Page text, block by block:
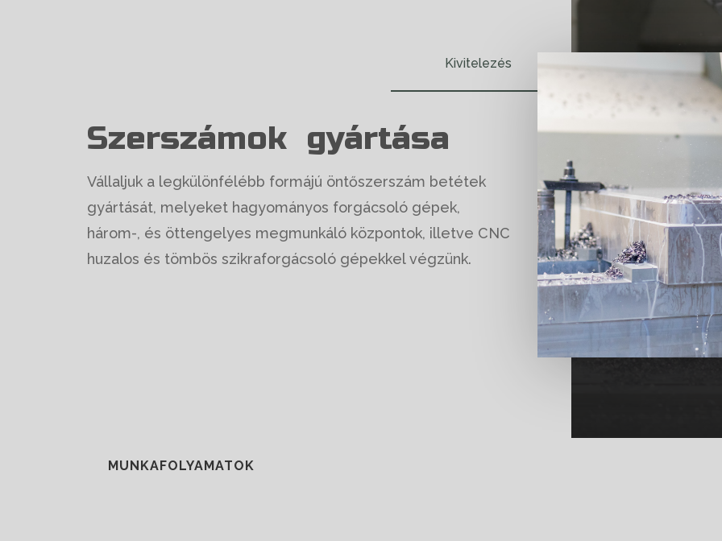
Kivitelezés
Szerszámok gyártása
Vállaljuk a legkülönfélébb formájú öntőszerszám betétek
gyártását, melyeket hagyományos forgácsoló gépek,
három-, és öttengelyes megmunkáló központok, illetve CNC
huzalos és tömbös szikraforgácsoló gépekkel végzünk.
MUNKAFOLYAMATOK